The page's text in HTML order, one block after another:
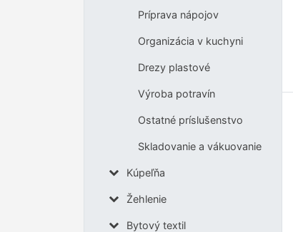
Príprava nápojov
Organizácia v kuchyni
Drezy plastové
Výroba potravín
Ostatné príslušenstvo
Skladovanie a vákuovanie
Kúpeľňa
Žehlenie
Bytový textil